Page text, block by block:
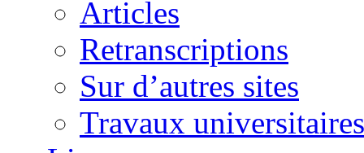
Articles
Retranscriptions
Sur d’autres sites
Travaux universitaires